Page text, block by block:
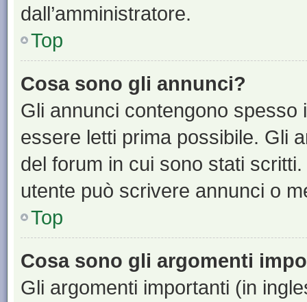
dall’amministratore.
Top
Cosa sono gli annunci?
Gli annunci contengono
essere letti prima possibile. Gli
del forum in cui sono stati
utente può scrivere annunci o
Top
Cosa sono gli argomenti
Gli argomenti importanti (in